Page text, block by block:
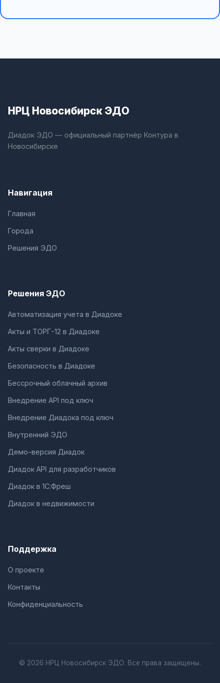
НРЦ Новосибирск ЭДО
Диадок ЭДО — официальный партнёр Контура в
Новосибирске
Навигация
Главная
Города
Решения ЭДО
Решения ЭДО
Автоматизация учета в Диадоке
Акты и ТОРГ-12 в Диадоке
Акты сверки в Диадоке
Безопасность в Диадоке
Бессрочный облачный архив
Внедрение API под ключ
Внедрение Диадока под ключ
Внутренний ЭДО
Демо-версия Диадок
Диадок API для разработчиков
Диадок в 1С:Фреш
Диадок в недвижимости
Поддержка
О проекте
Контакты
Конфиденциальность
© 2026 НРЦ Новосибирск ЭДО. Все права защищены.